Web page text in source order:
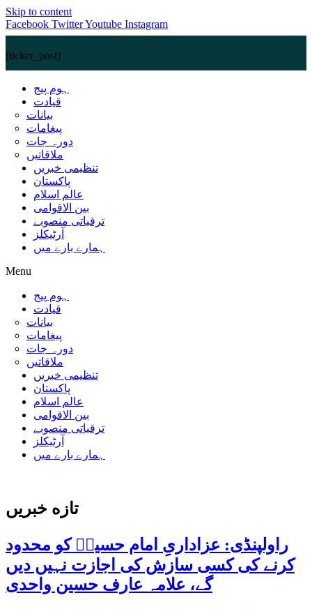
Skip to content
Facebook TwitterYoutube Instagram
[ticker_post]
ہوم پیج
قیادت
بیانات
پیغامات
دورہ جات
ملاقاتیں
تنظیمی خبریں
پاکستان
عالم اسلام
بین الاقوامی
ترقیاتی منصوبے
آرٹیکلز
ہمارے بارے میں
Menu
ہوم پیج
قیادت
بیانات
پیغامات
دورہ جات
ملاقاتیں
تنظیمی خبریں
پاکستان
عالم اسلام
بین الاقوامی
ترقیاتی منصوبے
آرٹیکلز
ہمارے بارے میں
تازه خبریں
راولپنڈی: عزاداریِ امام حسینؑ کو محدود
کرنے کی کسی سازش کی اجازت نہیں دیں
گے، علامہ عارف حسین واحدی